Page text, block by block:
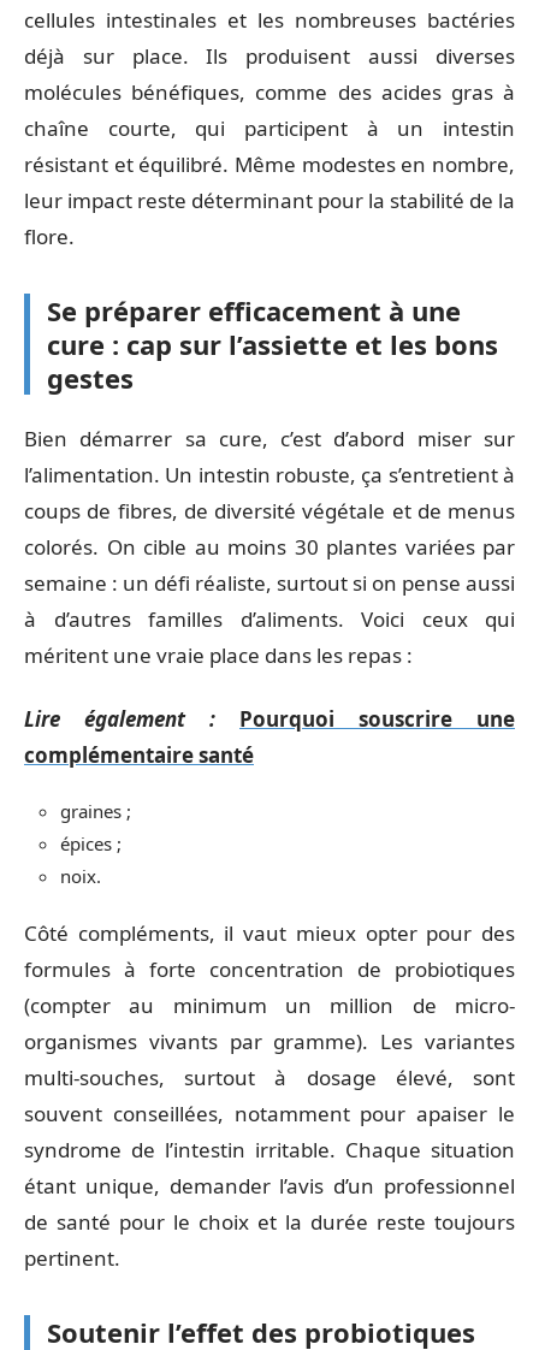
cellules intestinales et les nombreuses bactéries
déjà sur place. Ils produisent aussi diverses
molécules bénéfiques, comme des acides gras à
chaîne courte, qui participent à un intestin
résistant et équilibré. Même modestes en nombre,
leur impact reste déterminant pour la stabilité de la
flore.
Se préparer efficacement à une
cure : cap sur l’assiette et les bons
gestes
Bien démarrer sa cure, c’est d’abord miser sur
l’alimentation. Un intestin robuste, ça s’entretient à
coups de fibres, de diversité végétale et de menus
colorés. On cible au moins 30 plantes variées par
semaine : un défi réaliste, surtout si on pense aussi
à d’autres familles d’aliments. Voici ceux qui
méritent une vraie place dans les repas :
Lire également :
Pourquoi souscrire une
complémentaire santé
graines ;
épices ;
noix.
Côté compléments, il vaut mieux opter pour des
formules à forte concentration de probiotiques
(compter au minimum un million de micro-
organismes vivants par gramme). Les variantes
multi-souches, surtout à dosage élevé, sont
souvent conseillées, notamment pour apaiser le
syndrome de l’intestin irritable. Chaque situation
étant unique, demander l’avis d’un professionnel
de santé pour le choix et la durée reste toujours
pertinent.
Soutenir l’effet des probiotiques